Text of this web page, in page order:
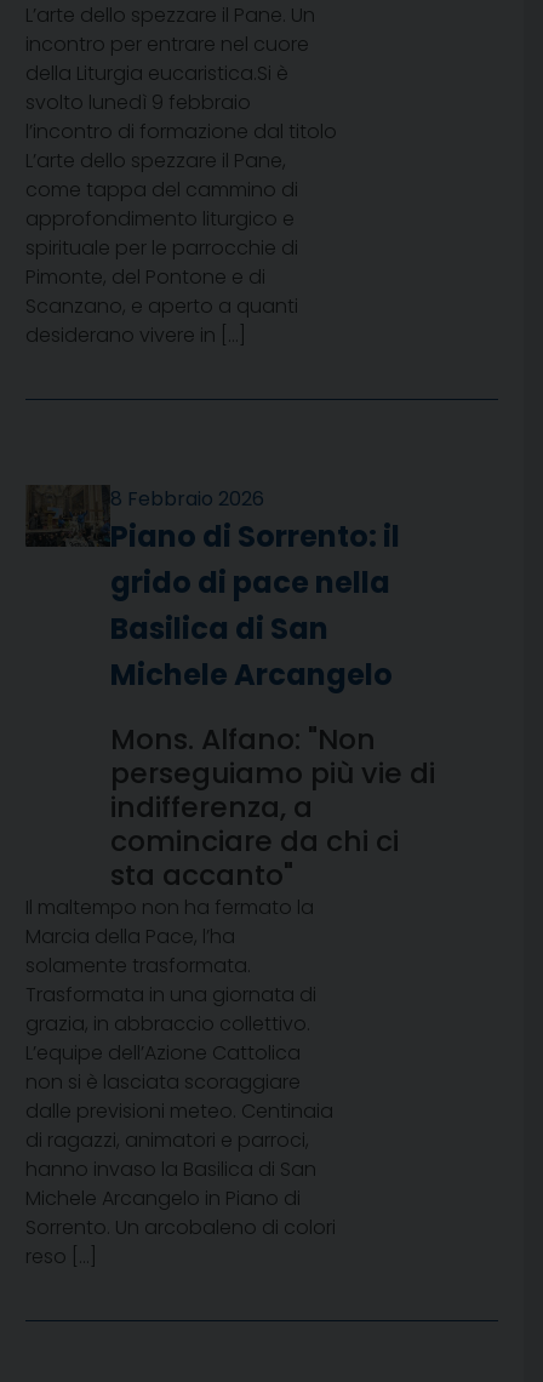
L’arte dello spezzare il Pane. Un
incontro per entrare nel cuore
della Liturgia eucaristica.Si è
svolto lunedì 9 febbraio
l’incontro di formazione dal titolo
L’arte dello spezzare il Pane,
come tappa del cammino di
approfondimento liturgico e
spirituale per le parrocchie di
Pimonte, del Pontone e di
Scanzano, e aperto a quanti
desiderano vivere in […]
8 Febbraio 2026
Piano di Sorrento: il
grido di pace nella
Basilica di San
Michele Arcangelo
Mons. Alfano: "Non
perseguiamo più vie di
indifferenza, a
cominciare da chi ci
sta accanto"
Il maltempo non ha fermato la
Marcia della Pace, l’ha
solamente trasformata.
Trasformata in una giornata di
grazia, in abbraccio collettivo.
L’equipe dell’Azione Cattolica
non si è lasciata scoraggiare
dalle previsioni meteo. Centinaia
di ragazzi, animatori e parroci,
hanno invaso la Basilica di San
Michele Arcangelo in Piano di
Sorrento. Un arcobaleno di colori
reso […]